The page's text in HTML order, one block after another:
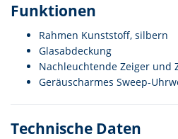
Funktionen
Rahmen Kunststoff, silbern
Glasabdeckung
Nachleuchtende Zeiger und
Geräuscharmes Sweep-
Technische Daten